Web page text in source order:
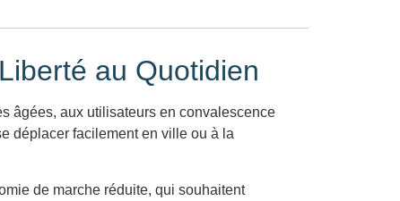
au Quotidien
âgées, aux utilisateurs en convalescence
déplacer facilement en ville ou à la
de marche réduite, qui souhaitent